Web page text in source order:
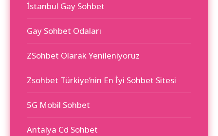
İstanbul Gay Sohbet
Gay Sohbet Odaları
ZSohbet Olarak Yenileniyoruz
Zsohbet Türkiye’nin En İyi Sohbet Sitesi
5G Mobil Sohbet
Antalya Cd Sohbet